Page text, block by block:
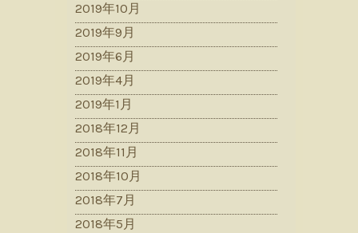
2019年10月
2019年9月
2019年6月
2019年4月
2019年1月
2018年12月
2018年11月
2018年10月
2018年7月
2018年5月